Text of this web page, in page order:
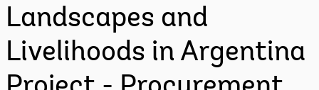
Landscapes and
Livelihoods in Argentina